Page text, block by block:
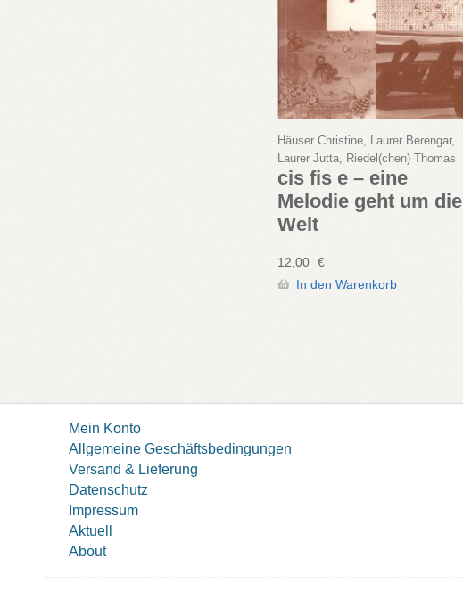
Häuser Christine, Laurer Berengar,
Laurer Jutta, Riedel(chen) Thomas
cis fis e – eine
Melodie geht um die
Welt
12,00 €
In den Warenkorb
Mein Konto
Allgemeine Geschäftsbedingungen
Versand & Lieferung
Datenschutz
Impressum
Aktuell
About